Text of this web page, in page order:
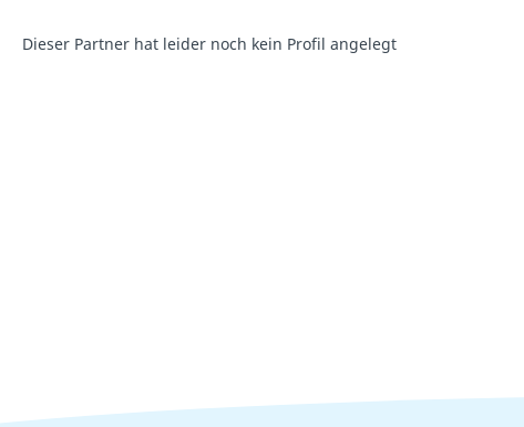
Dieser Partner hat leider noch kein Profil angelegt